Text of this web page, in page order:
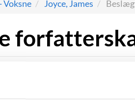
Joyce, James
sin inspiration hos klassiske